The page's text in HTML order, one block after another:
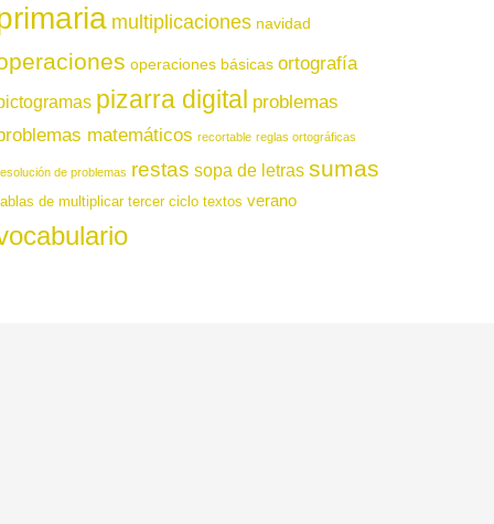
multiplicaciones navidad
operaciones básicas ortografía
pizarra digital problemas
matemáticos recortable reglas ortográficas
de problemas restas sopa de letras sumas
de multiplicar tercer ciclo textos verano